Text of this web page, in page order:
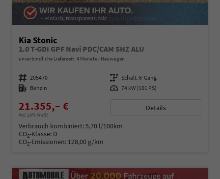
Kia Stonic
1.0 T-GDI GPF Navi PDC/CAM SHZ ALU
unverbindliche Lieferzeit: 4 Monate Neuwagen
Fahrzeugnummer 205470 Getriebe Schalt. 6-Gang
Kraftstoff Benzin Leistung 74 kW (101 PS)
21.355,– €
incl. 19% MwSt.
Details
Verbrauch kombiniert:5,70 l/100km
CO2-Klasse: D
CO2-Emissionen: 128,00 g/km